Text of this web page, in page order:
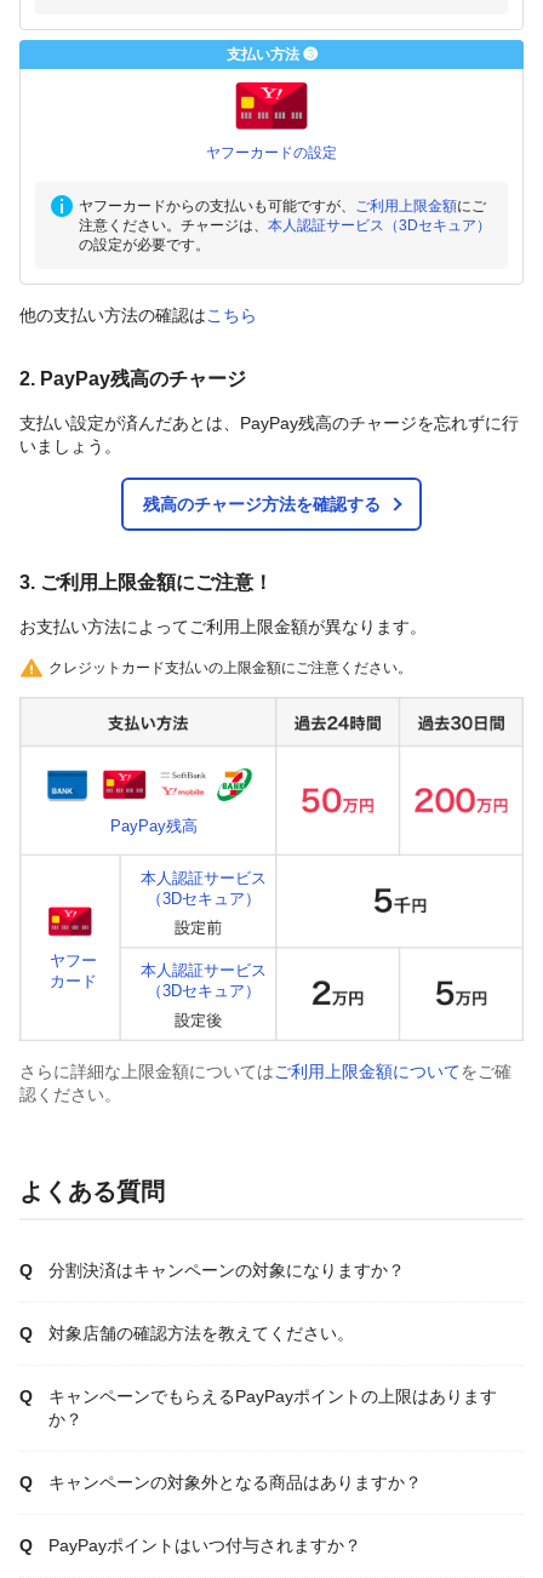
支払い方法 ❸
ヤフーカードの設定
ヤフーカードからの支払いも可能ですが、 ご利用上限金額にご
注意ください。チャージは、 本人認証サービス（3Dセキュア）
の設定が必要です。
他の支払い方法の確認はこちら
2. PayPay残高のチャージ
支払い設定が済んだあとは、PayPay残高のチャージを忘れずに行
いましょう。
残高のチャージ方法を確認する
3. ご利用上限金額にご注意！
お支払い方法によってご利用上限金額が異なります。
クレジットカード支払いの上限金額にご注意ください。
PayPay残高
ヤフー
カード
本人認証サービス
（3Dセキュア）
本人認証サービス
（3Dセキュア）
さらに詳細な上限金額についてはご利用上限金額についてをご確
認ください。
よくある質問
分割決済はキャンペーンの対象になりますか？
対象店舗の確認方法を教えてください。
キャンペーンでもらえるPayPayポイントの上限はあります
か？
キャンペーンの対象外となる商品はありますか？
PayPayポイントはいつ付与されますか？